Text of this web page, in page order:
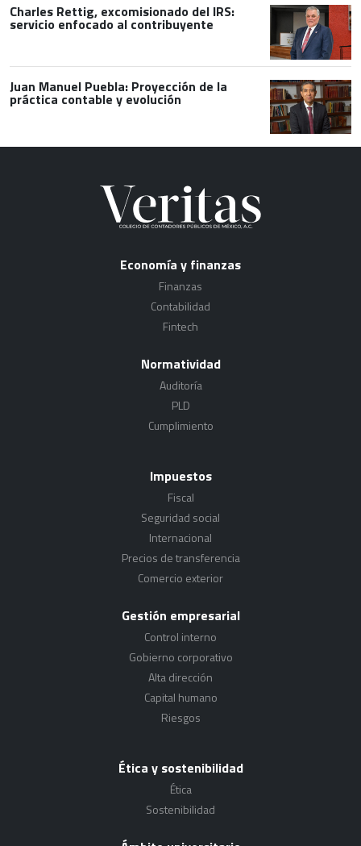
Charles Rettig, excomisionado del IRS:
servicio enfocado al contribuyente
Juan Manuel Puebla: Proyección de la
práctica contable y evolución
Economía y finanzas
Finanzas
Contabilidad
Fintech
Normatividad
Auditoría
PLD
Cumplimiento
Impuestos
Fiscal
Seguridad social
Internacional
Precios de transferencia
Comercio exterior
Gestión empresarial
Control interno
Gobierno corporativo
Alta dirección
Capital humano
Riesgos
Ética y sostenibilidad
Ética
Sostenibilidad